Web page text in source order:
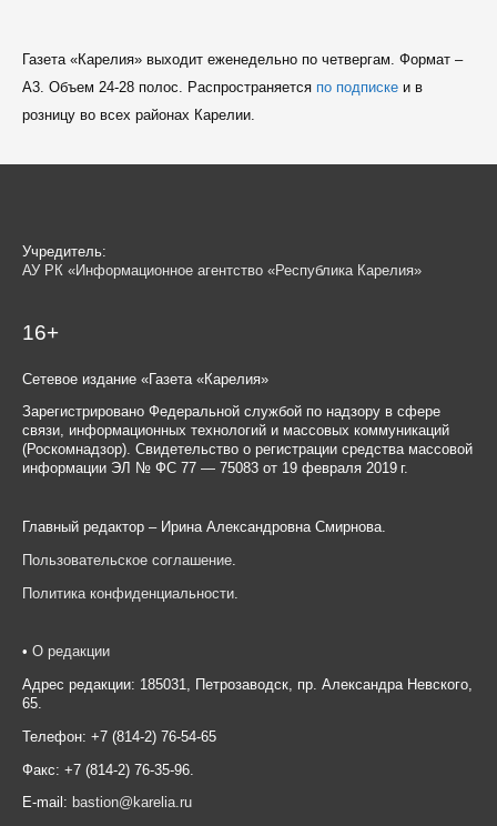
Газета «Карелия» выходит еженедельно по четвергам. Формат –
A3. Объем 24-28 полос. Распространяется по подпискеи в
розницу во всех районах Карелии.
Учредитель:
АУ РК «Информационное агентство «Республика Карелия»
16+
Сетевое издание «Газета «Карелия»
Зарегистрировано Федеральной службой по надзору в сфере
связи, информационных технологий и массовых коммуникаций
(Роскомнадзор). Свидетельство о регистрации средства массовой
информации ЭЛ № ФС 77 — 75083 от 19 февраля 2019 г.
Главный редактор – Ирина Александровна Смирнова.
Пользовательское соглашение
Политика конфиденциальности
• О редакции
Адрес редакции: 185031, Петрозаводск, пр. Александра Невского,
65.
Телефон: +7 (814-2) 76-54-65
Факс: +7 (814-2) 76-35-96.
E-mail: bastion@karelia.ru